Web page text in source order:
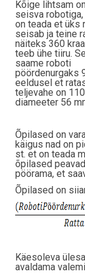
Kõige lihtsam
seisva
on teada et üks
seisab ja teine
näiteks 360
teeb ühe tiiru.
saame roboti
pöördenurgaks
eeldusel et
teljevahe on
diameeter 56
Õpilased on
käigus nad on
st. et on teada
õpilased
pöörama, et
Õpilased on
Käesoleva
avaldama